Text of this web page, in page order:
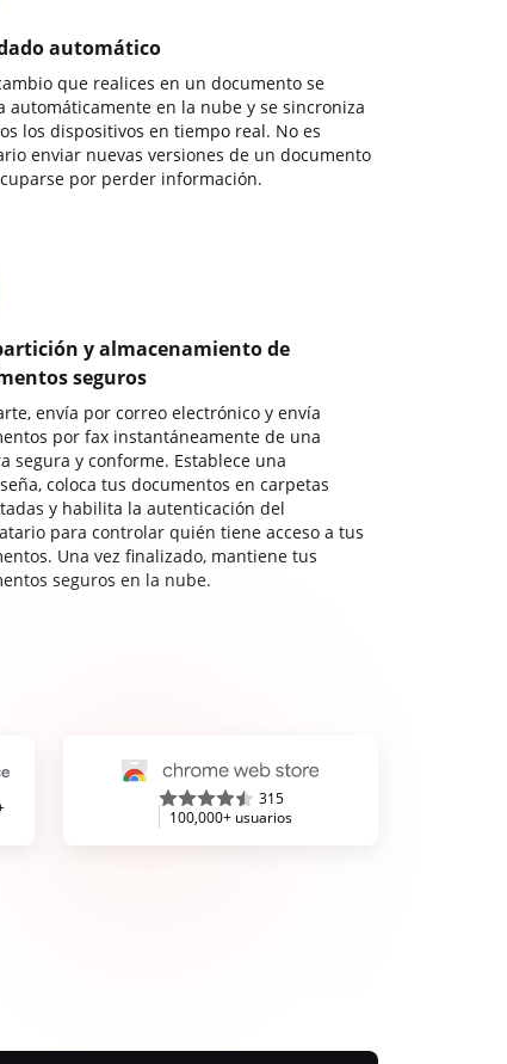
automático
que realices en un documento se
automáticamente en la nube y se sincroniza
los dispositivos en tiempo real. No es
enviar nuevas versiones de un documento
por perder información.
y almacenamiento de
seguros
envía por correo electrónico y envía
por fax instantáneamente de una
segura y conforme. Establece una
coloca tus documentos en carpetas
y habilita la autenticación del
para controlar quién tiene acceso a tus
Una vez finalizado, mantiene tus
seguros en la nube.
315
100,000+ usuarios